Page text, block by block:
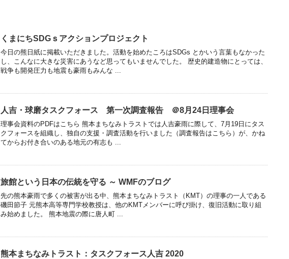
くまにちSDGｓアクションプロジェクト
今日の熊日紙に掲載いただきました。活動を始めたころはSDGs とかいう言葉もなかった
し、こんなに大きな災害にあうなど思ってもいませんでした。 歴史的建造物にとっては、
戦争も開発圧力も地震も豪雨もみんな ...
人吉・球磨タスクフォース 第一次調査報告 ＠8月24日理事会
理事会資料のPDFはこちら 熊本まちなみトラストでは人吉豪雨に際して、7月19日にタス
クフォースを組織し、独自の支援・調査活動を行いました（調査報告はこちら）が、かね
てからお付き合いのある地元の有志も ...
旅館という日本の伝統を守る ～ WMFのブログ
先の熊本豪雨で多くの被害が出る中、熊本まちなみトラスト（KMT）の理事の一人である
磯田節子 元熊本高等専門学校教授は、他のKMTメンバーに呼び掛け、復旧活動に取り組
み始めました。 熊本地震の際に唐人町 ...
熊本まちなみトラスト：タスクフォース人吉 2020